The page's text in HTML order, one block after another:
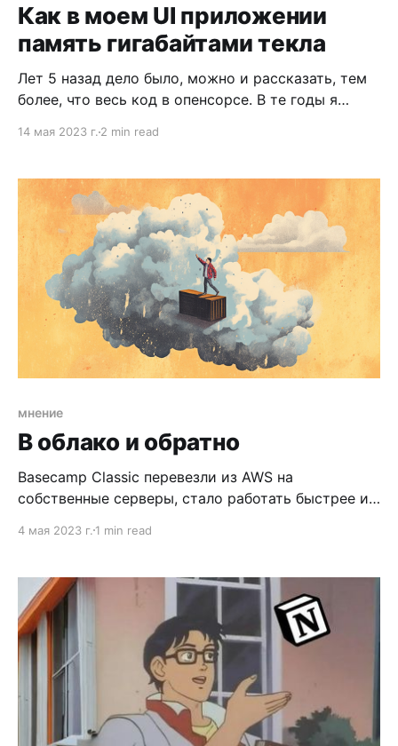
Как в моем UI приложении
память гигабайтами текла
Лет 5 назад дело было, можно и рассказать, тем
более, что весь код в опенсорсе. В те годы я
кластера машин. Это конкурент кубернетиса,
который над кубернетисом смеялся, а потом
кубернетис
14 мая 2023 г. 2 min read
мнение
В облако и обратно
Basecamp Classic перевезли из AWS на
собственные серверы, стало работать быстрее и
соучредителя 37Signals. Казалось бы, нечего
хайпы. После создания сервиса почты Hey, он
писал о том, что сервис написан на скучных
технологиях, что сейчас руби
4 мая 2023 г. 1 min read